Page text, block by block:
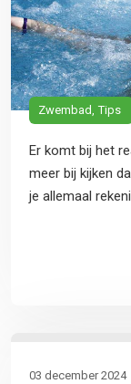
Zwembad Tips
Er komt bij het
meer bij kijken
je allemaal
03 december 2024